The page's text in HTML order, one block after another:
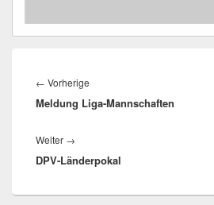
← Vorherige
Beitrag:
Meldung Liga-Mannschaften
Weiter →
Beitrag:
DPV-Länderpokal